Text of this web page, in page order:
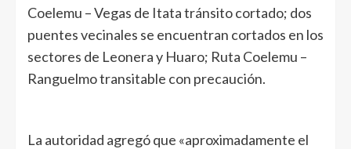
Coelemu – Vegas de Itata tránsito cortado; dos
puentes vecinales se encuentran cortados en los
sectores de Leonera y Huaro; Ruta Coelemu –
Ranguelmo transitable con precaución.
La autoridad agregó que «aproximadamente el